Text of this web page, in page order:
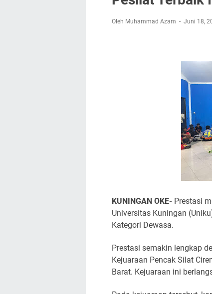
Ini Lokasi
Info
Agenda
Oleh Muhammad Azam Juni 18,
KUNINGAN OKE- Prestasi
Universitas Kuningan
Kategori Dewasa.
Prestasi semakin lengkap
Kejuaraan Pencak Silat
Barat. Kejuaraan ini